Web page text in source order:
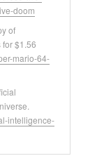
doom
of
for $1.56
mario-64-
intelligence-